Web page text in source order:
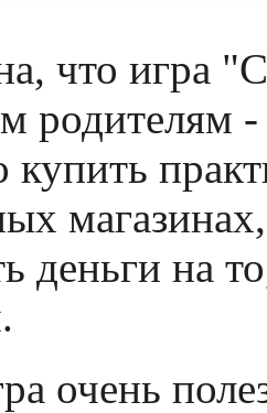
что игра
родителям
магазинах,
деньги на
очень